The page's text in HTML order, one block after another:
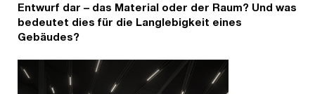
Entwurf dar – das Material oder der Raum? Und was
bedeutet dies für die Langlebigkeit eines
Gebäudes?